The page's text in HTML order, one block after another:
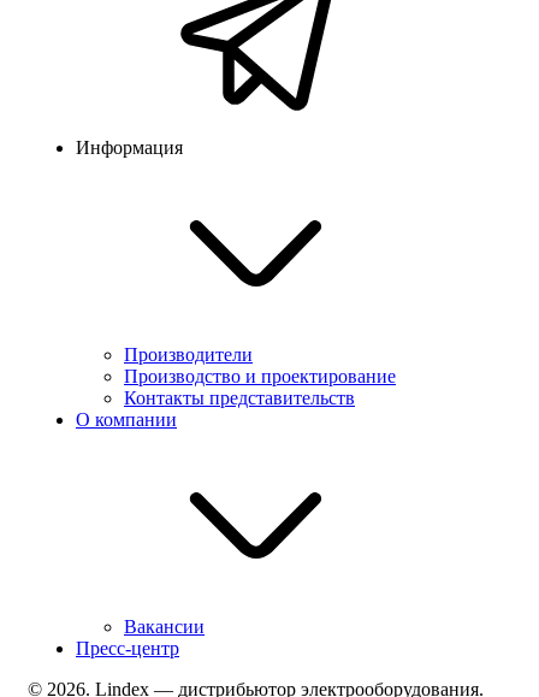
Информация
Производители
Производство и проектирование
Контакты представительств
О компании
Вакансии
Пресс-центр
© 2026. Lindex — дистрибьютор электрооборудования.